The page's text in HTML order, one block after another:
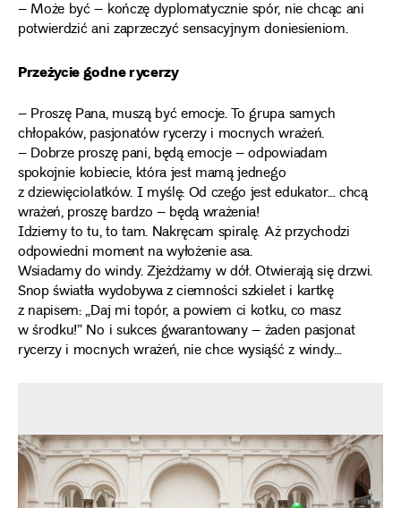
– Może być – kończę dyplomatycznie spór, nie chcąc ani
potwierdzić ani zaprzeczyć sensacyjnym doniesieniom.
Przeżycie godne rycerzy
– Proszę Pana, muszą być emocje. To grupa samych
chłopaków, pasjonatów rycerzy i mocnych wrażeń.
– Dobrze proszę pani, będą emocje – odpowiadam
spokojnie kobiecie, która jest mamą jednego
z dziewięciolatków. I myślę: Od czego jest edukator… chcą
wrażeń, proszę bardzo – będą wrażenia!
Idziemy to tu, to tam. Nakręcam spiralę. Aż przychodzi
odpowiedni moment na wyłożenie asa.
Wsiadamy do windy. Zjeżdżamy w dół. Otwierają się drzwi.
Snop światła wydobywa z ciemności szkielet i kartkę
z napisem: „Daj mi topór, a powiem ci kotku, co masz
w środku!” No i sukces gwarantowany – żaden pasjonat
rycerzy i mocnych wrażeń, nie chce wysiąść z windy…